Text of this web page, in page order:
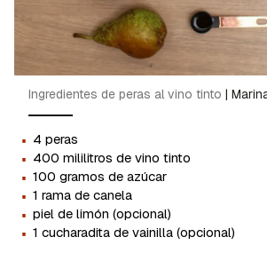
Ingredientes de peras al vino tinto |
· 4 peras
· 400 mililitros de vino tinto
· 100 gramos de azúcar
· 1 rama de canela
· piel de limón (opcional)
· 1 cucharadita de vainilla (opcional)